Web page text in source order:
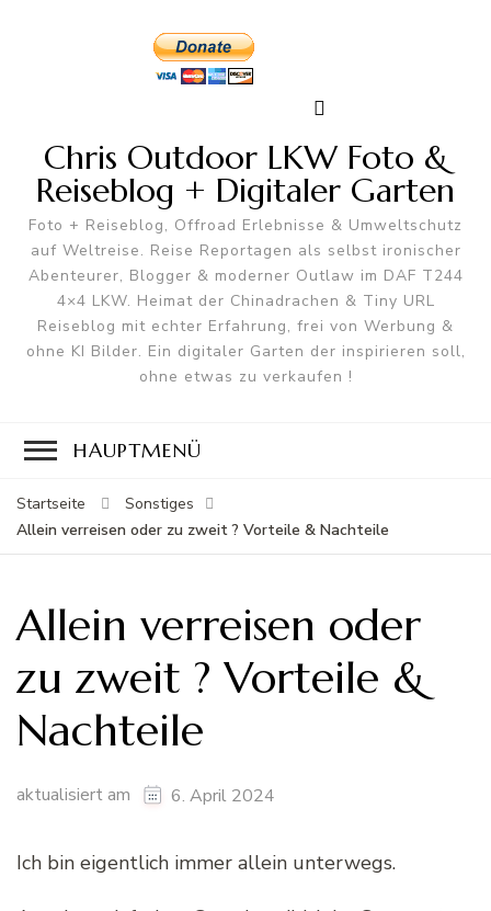
Chris Outdoor LKW Foto &
Reiseblog + Digitaler Garten
Foto + Reiseblog, Offroad Erlebnisse & Umweltschutz
auf Weltreise. Reise Reportagen als selbst ironischer
Abenteurer, Blogger & moderner Outlaw im DAF T244
4×4 LKW. Heimat der Chinadrachen & Tiny URL
Reiseblog mit echter Erfahrung, frei von Werbung &
ohne KI Bilder. Ein digitaler Garten der inspirieren soll,
ohne etwas zu verkaufen !
HAUPTMENÜ
Startseite
Sonstiges
Allein verreisen oder zu zweit ? Vorteile & Nachteile
Allein verreisen oder
zu zweit ? Vorteile &
Nachteile
aktualisiert am 6. April 2024
Ich bin eigentlich immer allein unterwegs.